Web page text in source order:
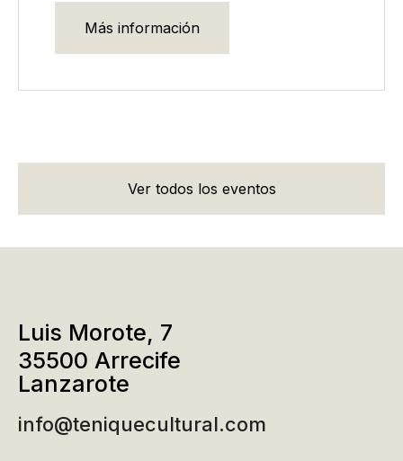
Más información
Ver todos los eventos
Luis Morote, 7
35500 Arrecife
Lanzarote
info@teniquecultural.com